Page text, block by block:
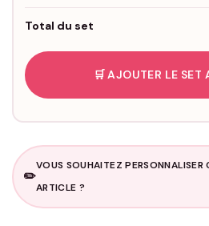
Total du set
🛒 AJOUTER LE SET
✏️
VOUS SOUHAITEZ PERSONNALISER
ARTICLE ?